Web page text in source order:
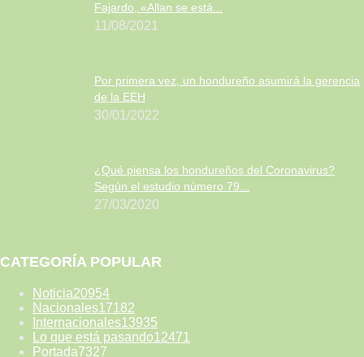
Fajardo, «Allan se está...
11/08/2021
Por primera vez, un hondureño asumirá la gerencia
de la EEH
30/01/2022
¿Qué piensa los hondureños del Coronavirus?
Según el estudio número 79...
27/03/2020
CATEGORÍA POPULAR
Noticia20954
Nacionales17182
Internacionales13935
Lo que está pasando12471
Portada7327